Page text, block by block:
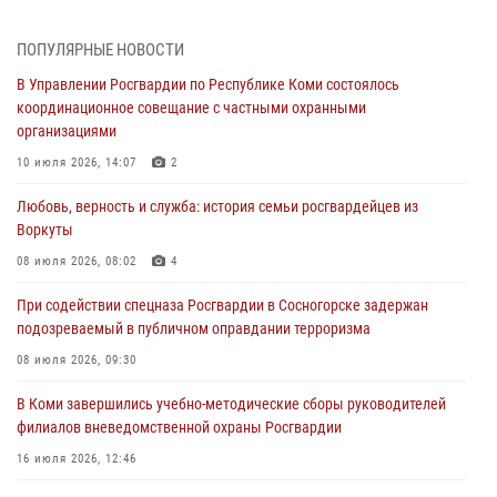
В Санкт-Петербурге прошел окружной этап ежегодного
Всероссийского конкурса профессионального мастерства среди
сотрудников вневедомственной охраны Росгвардии
В Сыктывкаре росгвардейцы приняли участие в молебне в рамках
Дня Крещения Руси и Дня святого равноапостольного князя
28 июля 2026, 13:32 8
В Коми за неделю росгвардейцами выявлено более 10
деятельности
26 июля 2026, 06:48
ПОПУЛЯРНЫЕ НОВОСТИ
В Управлении Росгвардии по Республике Коми состоялось
координационное совещание с частными охранными
организациями
10 июля 2026, 14:07 2
Любовь, верность и служба: история семьи росгвардейцев из
Воркуты
08 июля 2026, 08:02 4
При содействии спецназа Росгвардии в Сосногорске задержан
подозреваемый в публичном оправдании терроризма
08 июля 2026, 09:30
В Коми завершились учебно-методические сборы руководителей
филиалов вневедомственной охраны Росгвардии
16 июля 2026, 12:46